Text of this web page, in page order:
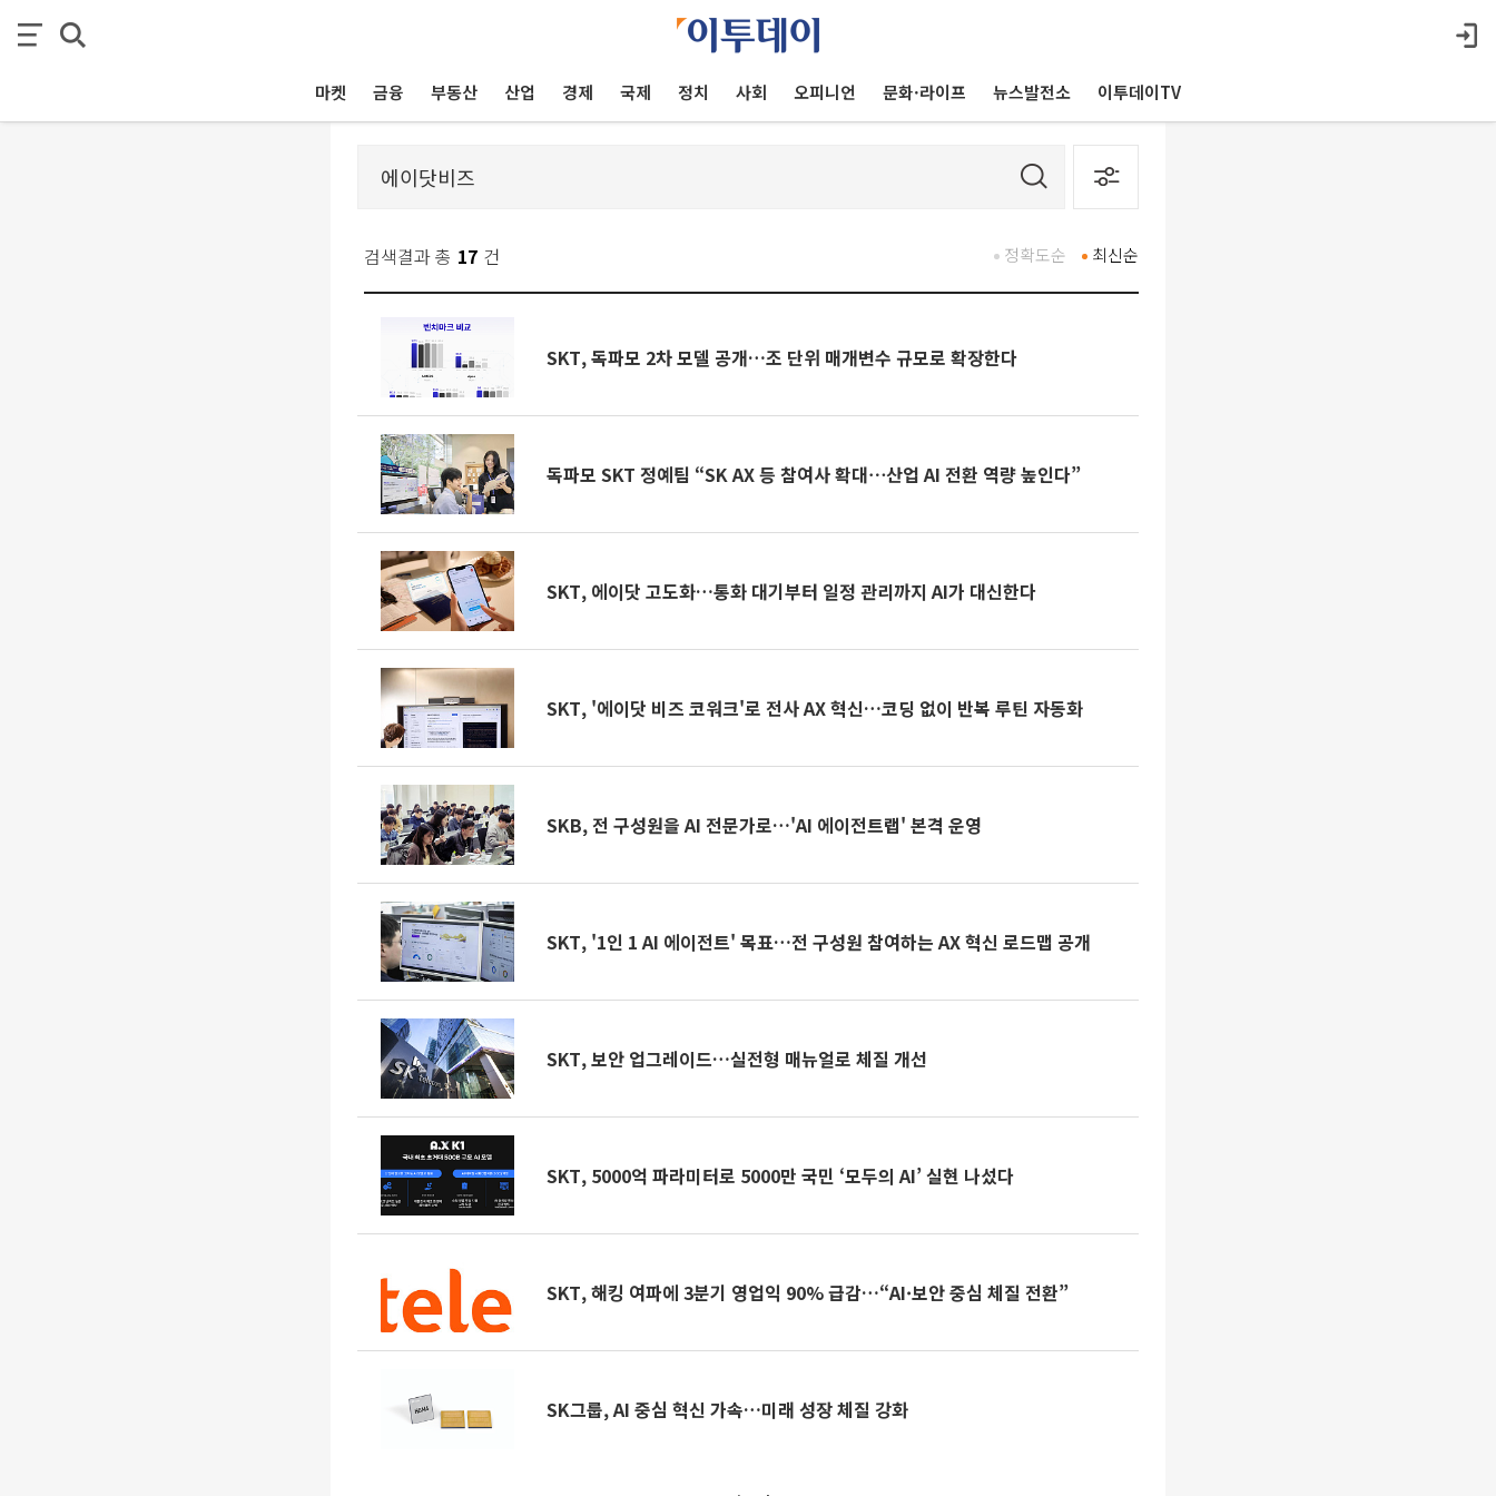
마켓 금융 부동산 산업 경제 국제 정치 사회 오피니언 문화·라이프 뉴스발전소 이투데이TV
검색결과 총 17 건 최신순
정확도순
SKT, 독파모 2차 모델 공개…조 단위 매개변수 규모로 확장한다
독파모 SKT 정예팀 “SK AX 등 참여사 확대⋯산업 AI 전환 역량 높인다”
SKT, 에이닷 고도화…통화 대기부터 일정 관리까지 AI가 대신한다
SKT, '에이닷 비즈 코워크'로 전사 AX 혁신…코딩 없이 반복 루틴 자동화
SKB, 전 구성원을 AI 전문가로…'AI 에이전트랩' 본격 운영
SKT, '1인 1 AI 에이전트' 목표…전 구성원 참여하는 AX 혁신 로드맵 공개
SKT, 보안 업그레이드…실전형 매뉴얼로 체질 개선
SKT, 5000억 파라미터로 5000만 국민 ‘모두의 AI’ 실현 나섰다
SKT, 해킹 여파에 3분기 영업익 90% 급감…“AI·보안 중심 체질 전환”
SK그룹, AI 중심 혁신 가속…미래 성장 체질 강화